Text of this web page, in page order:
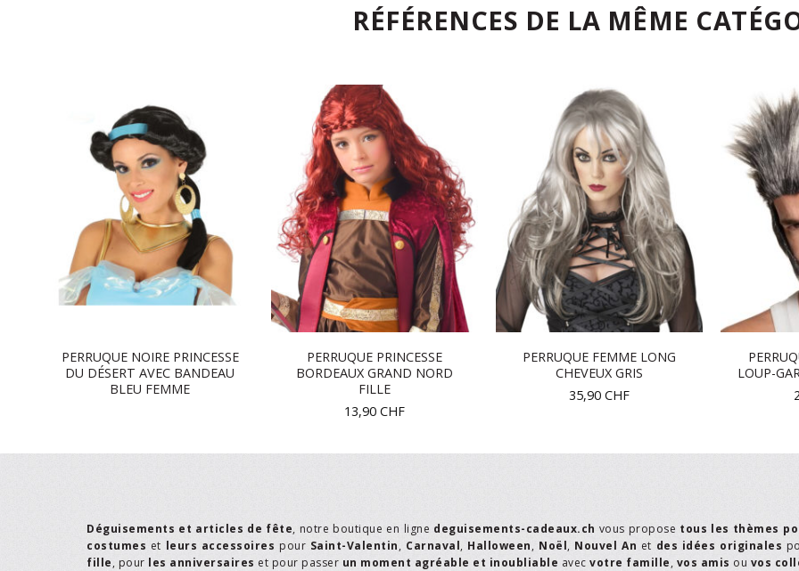
RÉFÉRENCES DE LA MÊME
PERRUQUE NOIRE PRINCESSE
DU DÉSERT AVEC BANDEAU
BLEU FEMME
PERRUQUE PRINCESSE
BORDEAUX GRAND NORD
FILLE
13,90 CHF
PERRUQUE FEMME LONG
CHEVEUX GRIS
35,90 CHF
LOUP-
Déguisements et articles de fête, notre boutique en ligne deguisements-cadeaux.ch vous propose tous les thèmes
costumes et leurs accessoires pour Saint-Valentin, Carnaval, Halloween, Noël, Nouvel An et des idées originales
fille, pour les anniversaires et pour passer un moment agréable et inoubliable avec votre famille, vos amis ou vos